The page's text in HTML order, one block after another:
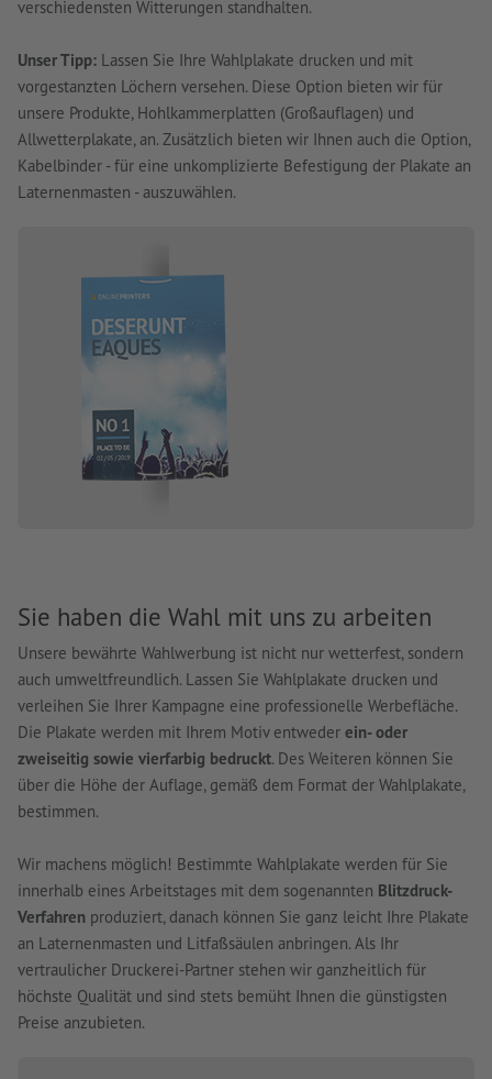
verschiedensten Witterungen standhalten.
Unser Tipp: Lassen Sie Ihre Wahlplakate drucken und mit
vorgestanzten Löchern versehen. Diese Option bieten wir für
unsere Produkte, Hohlkammerplatten (Großauflagen) und
Allwetterplakate, an. Zusätzlich bieten wir Ihnen auch die Option,
Kabelbinder - für eine unkomplizierte Befestigung der Plakate an
Laternenmasten - auszuwählen.
Sie haben die Wahl mit uns zu arbeiten
Unsere bewährte Wahlwerbung ist nicht nur wetterfest, sondern
auch umweltfreundlich. Lassen Sie Wahlplakate drucken und
verleihen Sie Ihrer Kampagne eine professionelle Werbefläche.
Die Plakate werden mit Ihrem Motiv entweder ein- oder
zweiseitig sowie vierfarbig bedruckt. Des Weiteren können Sie
über die Höhe der Auflage, gemäß dem Format der Wahlplakate,
bestimmen.
Wir machens möglich! Bestimmte Wahlplakate werden für Sie
innerhalb eines Arbeitstages mit dem sogenannten Blitzdruck-
Verfahren produziert, danach können Sie ganz leicht Ihre Plakate
an Laternenmasten und Litfaßsäulen anbringen. Als Ihr
vertraulicher Druckerei-Partner stehen wir ganzheitlich für
höchste Qualität und sind stets bemüht Ihnen die günstigsten
Preise anzubieten.